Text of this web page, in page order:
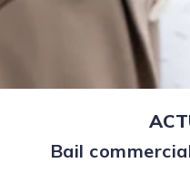
Bail